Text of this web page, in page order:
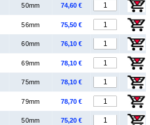
50mm 74,60 €
56mm 75,50 €
60mm 76,10 €
69mm 78,10 €
75mm 78,10 €
79mm 78,70 €
50mm 75,20 €